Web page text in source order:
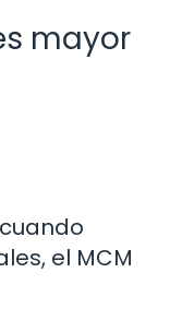
mayor
el MCM